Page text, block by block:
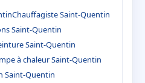
Chauffagiste Saint-Quentin
Saint-Quentin
Saint-Quentin
à chaleur Saint-Quentin
Saint-Quentin